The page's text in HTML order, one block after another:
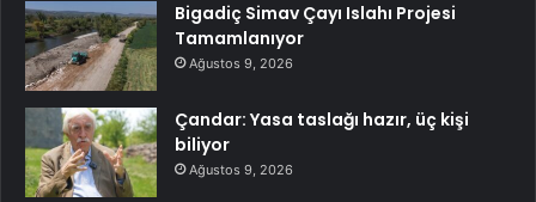
Bigadiç Simav Çayı Islahı Projesi
Tamamlanıyor
Ağustos 9, 2026
Çandar: Yasa taslağı hazır, üç kişi
biliyor
Ağustos 9, 2026